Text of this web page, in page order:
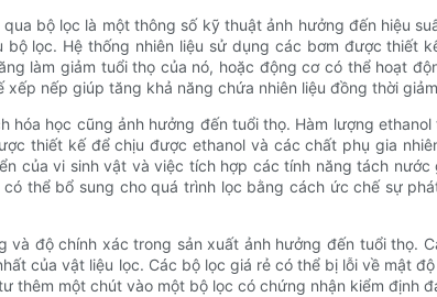
bộ lọc là một thông số kỹ thuật ảnh hưởng đến hiệu
bộ lọc. Hệ thống nhiên liệu sử dụng các bơm được
làm giảm tuổi thọ của nó, hoặc động cơ có thể hoạt
xếp nếp giúp tăng khả năng chứa nhiên liệu đồng thời
hóa học cũng ảnh hưởng đến tuổi thọ. Hàm lượng
thiết kế để chịu được ethanol và các chất phụ gia
của vi sinh vật và việc tích hợp các tính năng tách
thể bổ sung cho quá trình lọc bằng cách ức chế sự
và độ chính xác trong sản xuất ảnh hưởng đến tuổi
của vật liệu lọc. Các bộ lọc giá rẻ có thể bị lỗi về mật
thêm một chút vào một bộ lọc có chứng nhận kiểm định